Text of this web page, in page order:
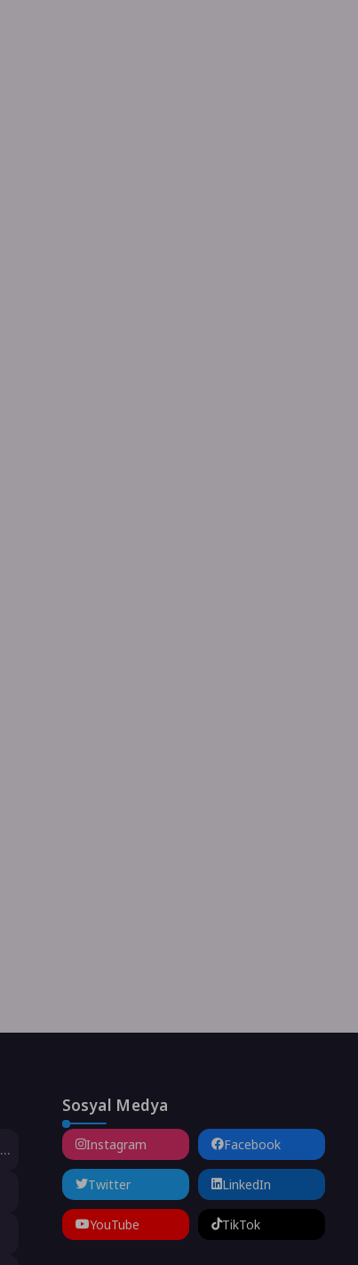
Sosyal Medya
Instagram Facebook
Twitter LinkedIn
YouTube TikTok